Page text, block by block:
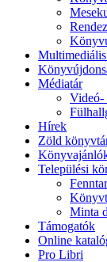
Médiatár
Videó-
Hírek
Zöld
Települési
Minta
Támogatók
Online
Pro Libri